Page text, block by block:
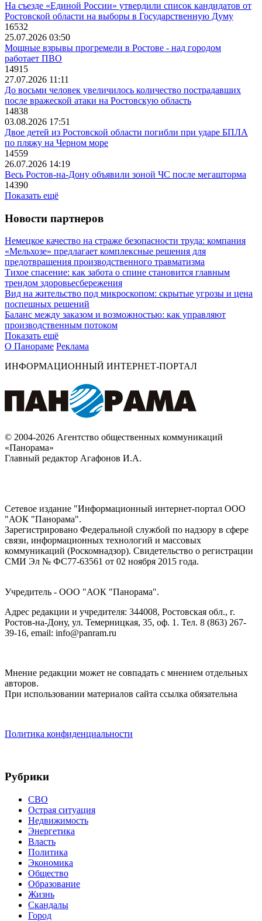
На съезде «Единой России» утвердили список кандидатов от
Ростовской области на выборы в Государственную Думу
16532
25.07.2026 03:50
Мощные взрывы прогремели в Ростове - над городом
работает ПВО
14915
27.07.2026 11:11
До восьми человек увеличилось количество пострадавших
после вражеской атаки на Ростовскую область
14838
03.08.2026 17:51
Двое детей из Ростовской области погибли при ударе БПЛА
по пляжу на Черном море
14559
26.07.2026 14:19
Весь Ростов-на-Дону объявили зоной ЧС после мегашторма
14390
Показать ещё
Новости партнеров
Немецкое качество на страже безопасности труда: компания
«Мельхозе» предлагает комплексные решения для
предотвращения производственного травматизма
Тихое спасение: как забота о спине становится главным
трендом здоровьесбережения
Вид на жительство под микроскопом: скрытые угрозы и цена
поспешных решений
Баланс между заказом и возможностью: как управляют
производственным потоком
Показать ещё
О Панораме Реклама
ИНФОРМАЦИОННЫЙ ИНТЕРНЕТ-ПОРТАЛ
© 2004-2026 Агентство общественных коммуникаций
«Панорама»
Главный редактор Агафонов И.А.
Сетевое издание "Информационный интернет-портал ООО
"АОК "Панорама".
Зарегистрировано Федеральной службой по надзору в сфере
связи, информационных технологий и массовых
коммуникаций (Роскомнадзор). Cвидетельство о регистрации
СМИ Эл № ФС77-63561 от 02 ноября 2015 года.
Учредитель - ООО "АОК "Панорама".
Адрес редакции и учредителя: 344008, Ростовская обл., г.
Ростов-на-Дону, ул. Темерницкая, 35, оф. 1. Тел. 8 (863) 267-
39-16, email: info@panram.ru
Мнение редакции может не совпадать с мнением отдельных
авторов.
При использовании материалов сайта ссылка обязательна
Политика конфиденциальности
Рубрики
СВО
Острая ситуация
Недвижимость
Энергетика
Власть
Политика
Экономика
Общество
Образование
Жизнь
Скандалы
Город